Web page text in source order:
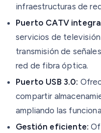
infraestructuras de
Puerto CATV
servicios de
transmisión de
red de fibra óptica.
Puerto USB 3.0:
compartir
ampliando las
Gestión eficiente: